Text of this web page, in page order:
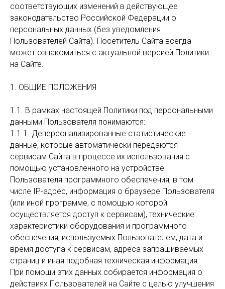
соответствующих изменений в действующее
законодательство Российской Федерации о
персональных данных (без уведомления
Пользователей Сайта). Посетитель Сайта всегда
может ознакомиться с актуальной версией Политики
на Сайте.
1. ОБЩИЕ ПОЛОЖЕНИЯ
1.1. В рамках настоящей Политики под персональными
данными Пользователя понимаются:
1.1.1. Деперсонализированные статистические
данные, которые автоматически передаются
сервисам Сайта в процессе их использования с
помощью установленного на устройстве
Пользователя программного обеспечения, в том
числе IP-адрес, информация о браузере Пользователя
(или иной программе, с помощью которой
осуществляется доступ к сервисам), технические
характеристики оборудования и программного
обеспечения, используемых Пользователем, дата и
время доступа к сервисам, адреса запрашиваемых
страниц и иная подобная техническая информация.
При помощи этих данных собирается информация о
действиях Пользователей на Сайте с целью улучшения